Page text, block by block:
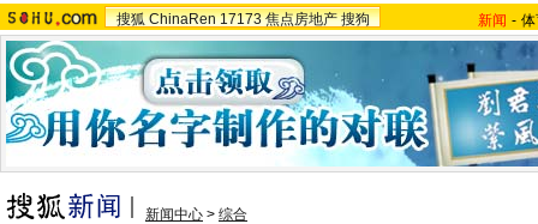
搜狐 ChinaRen 17173 焦点房地产 搜狗 新闻 -
新闻中心 > 综合